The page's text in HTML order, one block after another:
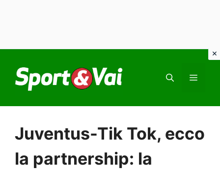
contenuto
Juventus-Tik Tok, ecco
la partnership: la